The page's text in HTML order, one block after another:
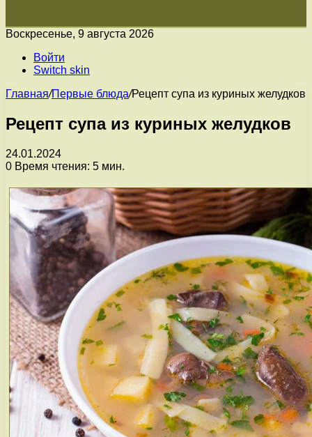
Воскресенье, 9 августа 2026
Войти
Switch skin
Главная/Первые блюда/Рецепт супа из куриных желудков
Рецепт супа из куриных желудков
24.01.2024
0 Время чтения: 5 мин.